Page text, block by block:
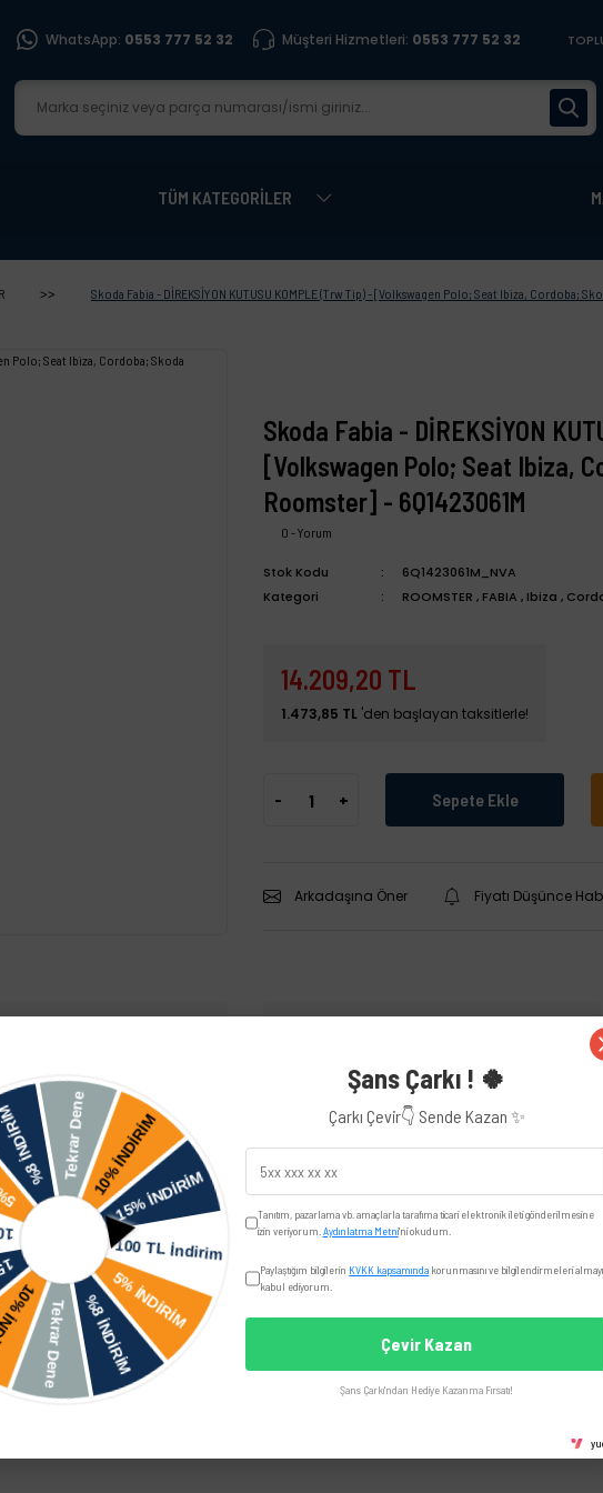
WhatsApp: 0553 777 52 32 Müşteri Hizmetleri: 0553 777 52 32
TÜM KATEGORİLER
Skoda Fabia - DİREKSİYON KUTUSU KOMPLE (Trw Tip) - [Volkswagen Polo; Seat Ibiza, Cordoba;
Skoda Fabia - DİREKSİYON
[Volkswagen Polo; Seat Ibiza,
Roomster] - 6Q1423061M
0 - Yorum
Stok Kodu
6Q1423061M_NVA
Kategori
ROOMSTER , FABIA , Ibiza ,
14.209,20 TL
1.473,85 TL 'den başlayan taksitlerle!
- + Sepete Ekle
Arkadaşına Öner Fiyatı Düşünce
edilir.
Skoda
Roomster
Volkswagen
Seat
Şans Çarkı ! 🍀
Çarkı Çevir👇 Sende Kazan ✨
Tanıtım, pazarlama vb. amaçlarla tarafıma ticari elektronik ileti gönderilmesine
izin veriyorum. Aydınlatma Metni'ni okudum.
Paylaştığım bilgilerin KVKK kapsamında korunmasını ve bilgilendirmeleri almayı
kabul ediyorum.
Çevir Kazan
Şans Çarkı'ndan Hediye Kazanma Fırsatı!